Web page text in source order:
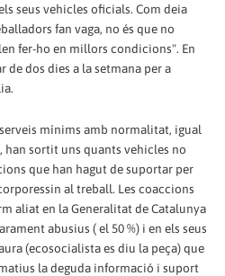
seus vehicles oficials. Com deia
fan vaga, no és que no
fer-ho en millors condicions". En
de dos dies a la setmana per a
mínims amb normalitat, igual
han sortit uns quants vehicles no
que han hagut de suportar per
al treball. Les coaccions
aliat en la Generalitat de Catalunya
abusius ( el 50 %) i en els seus
(ecosocialista es diu la peça) que
la deguda informació i suport